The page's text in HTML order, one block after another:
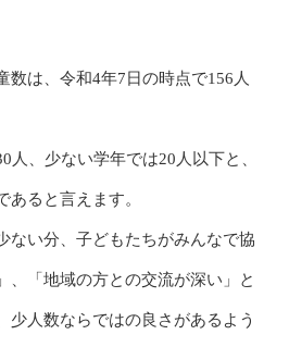
数は、令和4年7日の時点で156人
人、少ない学年では20人以下と、
あると言えます。
ない分、子どもたちがみんなで協
、「地域の方との交流が深い」と
少人数ならではの良さがあるよう